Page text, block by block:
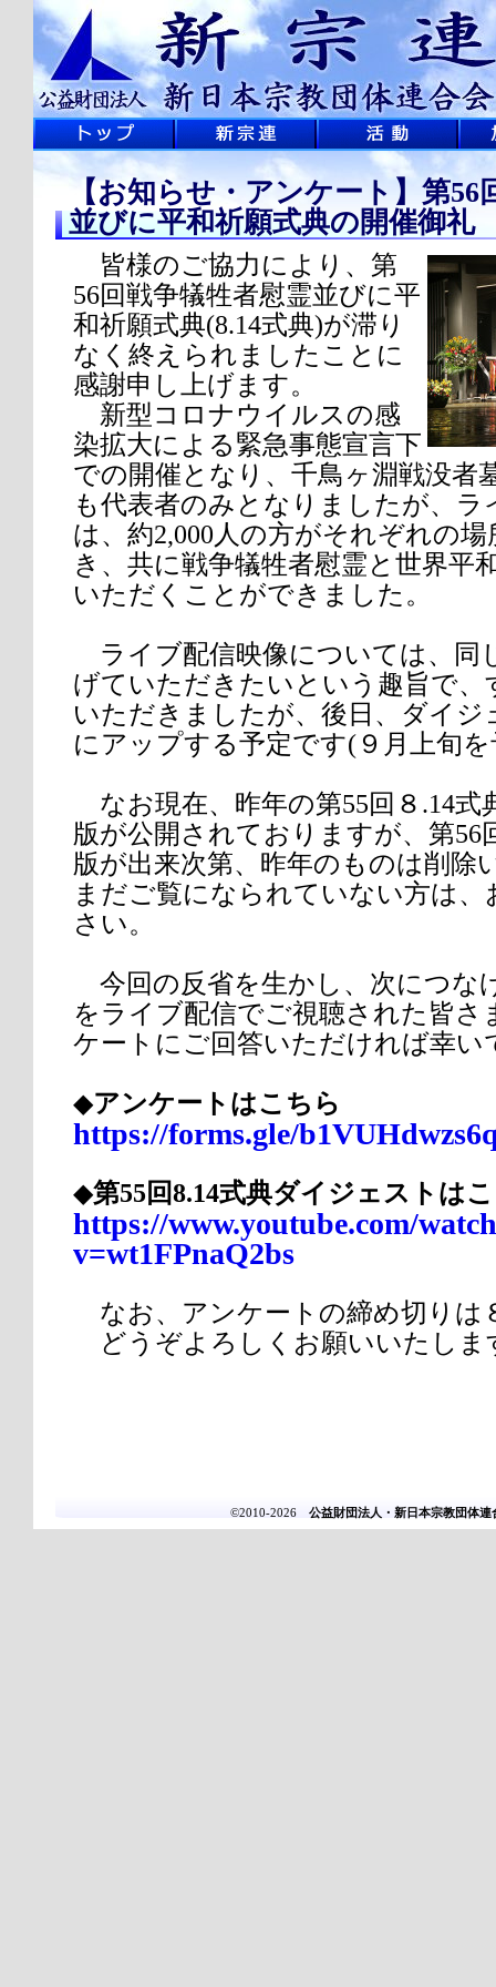
【お知らせ・アンケート】第56
並びに平和祈願式典の開催御礼
皆様のご協力により、第
56回戦争犠牲者慰霊並びに平
和祈願式典(8.14式典)が滞り
なく終えられましたことに
感謝申し上げます。
新型コロナウイルスの感
染拡大による緊急事態宣言下
での開催となり、千鳥ヶ淵戦没者
も代表者のみとなりましたが、ラ
は、約2,000人の方がそれぞれの
き、共に戦争犠牲者慰霊と世界平
いただくことができました。
ライブ配信映像については、同
げていただきたいという趣旨で、
いただきましたが、後日、ダイジ
にアップする予定です(９月上旬を
なお現在、昨年の第55回８.14式
版が公開されておりますが、第56
版が出来次第、昨年のものは削除
まだご覧になられていない方は
さい。
今回の反省を生かし、次につな
をライブ配信でご視聴された皆さ
ケートにご回答いただければ幸い
◆アンケートはこちら
https://forms.gle/
◆第55回8.14式典ダイジェストは
https://www.youtube.com/
v=wt1FPnaQ2bs
なお、アンケートの締め切りは
どうぞよろしくお願いいたしま
©2010-2026 公益財団法人・新日本宗教団体連